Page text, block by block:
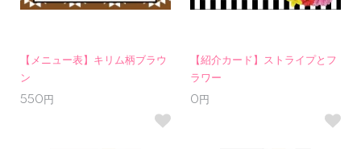
【メニュー表】キリム柄ブラウ
ン
550円
【紹介カード】ストライプとフ
ラワー
0円